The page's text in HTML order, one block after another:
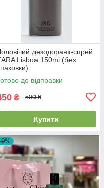
дезодорант-спрей
Lisboa 150ml (без
до відправки
₴ 500 ₴
Купити